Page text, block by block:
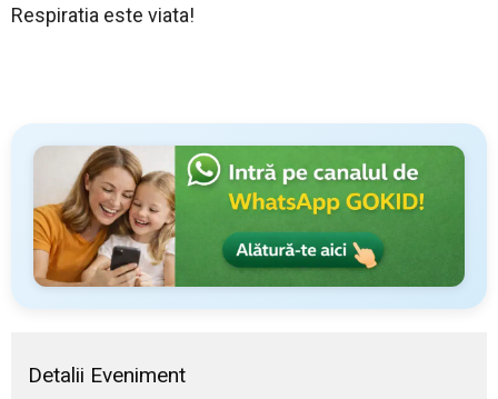
Respiratia este viata!
Detalii Eveniment